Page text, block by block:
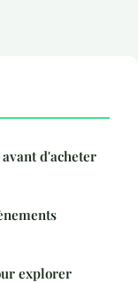
d'acheter
explorer